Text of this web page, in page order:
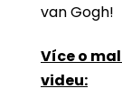
van Gogh!
Více o
videu: